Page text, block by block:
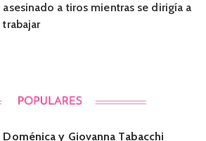
asesinado a tiros mientras se dirigía a
trabajar
Doménica y Giovanna Tabacchi